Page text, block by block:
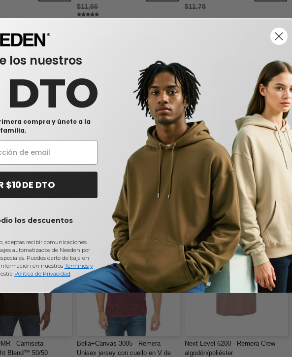
$11,66 $11,78
B3001CVC - Remera
CVC Unisex
-49%
Next Level 6010 - Camiseta
Triblend Crew
-40%
Bella+Canvas 3413 - Remera
Unisex de tres materiales manga
$11,98
- Camiseta
Blend™ 50/50
Bella+Canvas 3005 - Remera
Unisex jersey con cuello en V de
Next Level 6200 - Remera Crew
algodón/poliéster
los nuestros
compra y únete a la
familia.
$10 DE DTO
los descuentos
aceptas recibir comunicaciones
automatizados de Needen por
Puedes darte de baja en
en nuestros Términos y
Política de Privacidad.